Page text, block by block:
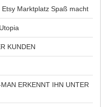
Marktplatz Spaß macht
KUNDEN
ERKENNT IHN UNTER